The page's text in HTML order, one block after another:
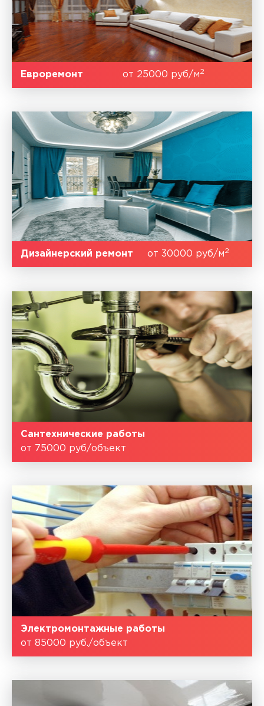
Евроремонт от 25000 руб/м2
Дизайнерский ремонт от 30000 руб/м2
Сантехнические работы
от 75000 руб/объект
Электромонтажные работы
от 85000 руб./объект